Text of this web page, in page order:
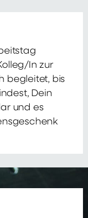
In zur
begleitet, bis
Dein
und es